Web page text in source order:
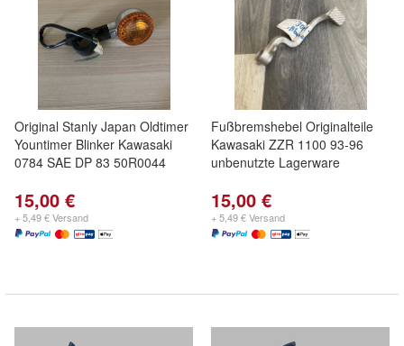
Original Stanly Japan Oldtimer
Yountimer Blinker Kawasaki
0784 SAE DP 83 50R0044
15,00 €
+ 5,49 € Versand
Fußbremshebel Originalteile
Kawasaki ZZR 1100 93-96
unbenutzte Lagerware
15,00 €
+ 5,49 € Versand